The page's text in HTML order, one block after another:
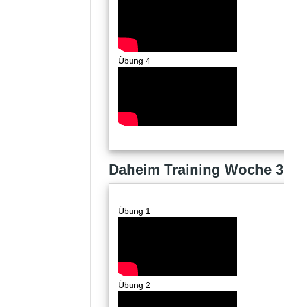
Übung 4
Daheim Training Woche 3
Übung 1
Übung 2